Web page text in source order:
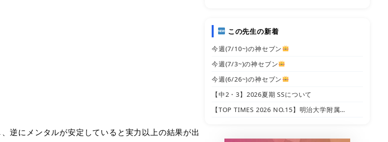
逆にメンタルが安定していると実力以上の結果が出
この先生の新着
今週(7/10~)の神セブン
今週(7/3~)の神セブン
今週(6/26~)の神セブン
【中2・3】2026夏期 SSについて
【TOP TIMES 2026 NO.15】明治大学附属…